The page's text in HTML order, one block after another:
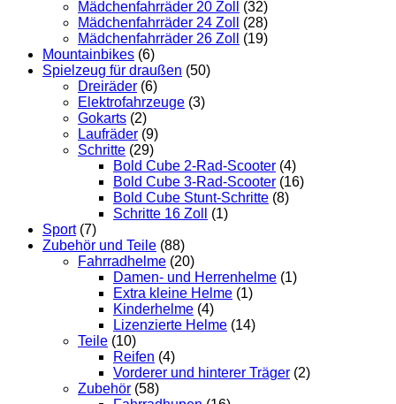
Mädchenfahrräder 20 Zoll
(32)
Mädchenfahrräder 24 Zoll
(28)
Mädchenfahrräder 26 Zoll
(19)
Mountainbikes (6)
Spielzeug für draußen (50)
Dreiräder (6)
Elektrofahrzeuge (3)
Gokarts (2)
Laufräder (9)
Schritte (29)
Bold Cube 2-Rad-Scooter (4)
Bold Cube 3-Rad-Scooter (16)
Bold Cube Stunt-Schritte (8)
Schritte 16 Zoll
(1)
Sport (7)
Zubehör und Teile (88)
Fahrradhelme (20)
Damen- und Herrenhelme (1)
Extra kleine Helme (1)
Kinderhelme (4)
Lizenzierte Helme (14)
Teile (10)
Reifen (4)
Vorderer und hinterer Träger (2)
Zubehör (58)